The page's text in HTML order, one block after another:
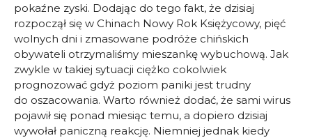
pokaźne zyski. Dodając do tego fakt, że dzisiaj
rozpoczął się w Chinach Nowy Rok Księżycowy, pięć
wolnych dni i zmasowane podróże chińskich
obywateli otrzymaliśmy mieszankę wybuchową. Jak
zwykle w takiej sytuacji ciężko cokolwiek
prognozować gdyż poziom paniki jest trudny
do oszacowania. Warto również dodać, że sami wirus
pojawił się ponad miesiąc temu, a dopiero dzisiaj
wywołał paniczną reakcję. Niemniej jednak kiedy